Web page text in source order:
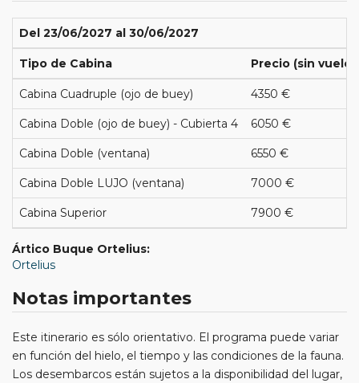
Del 23/06/2027 al 30/06/2027
Tipo de Cabina Precio (sin
Cabina Cuadruple (ojo de buey) 4350 €
Cabina Doble (ojo de buey) - Cubierta 4 6050 €
Cabina Doble (ventana) 6550 €
Cabina Doble LUJO (ventana) 7000 €
Cabina Superior 7900 €
Ártico Buque Ortelius:
Ortelius
Notas importantes
Este itinerario es sólo orientativo. El programa puede variar
en función del hielo, el tiempo y las condiciones de la fauna.
Los desembarcos están sujetos a la disponibilidad del lugar,